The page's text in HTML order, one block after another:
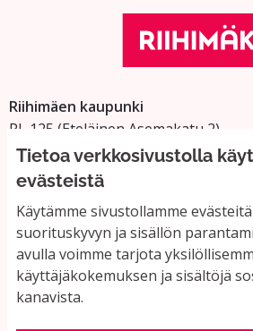
Tietoa verkkosivustolla
evästeistä
Käytämme sivustollamme
suorituskyvyn ja sisällön
avulla voimme tarjota
käyttäjäkokemuksen ja sisältöjä
kanavista.
Riihimäen kaupunki
PL 125 (Eteläinen Asemakatu 2)
11101 Riihimäki
Vaihde: 019 758 4000
Sähköpostiosoitteet:
etunimi.sukunimi@riihimaki.fi
Yhteystiedot ja usein kysyttyä
Käyttöehdot